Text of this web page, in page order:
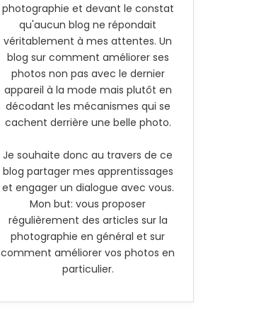
photographie et devant le constat
qu'aucun blog ne répondait
véritablement à mes attentes. Un
blog sur comment améliorer ses
photos non pas avec le dernier
appareil à la mode mais plutôt en
décodant les mécanismes qui se
cachent derrière une belle photo.
Je souhaite donc au travers de ce
blog partager mes apprentissages
et engager un dialogue avec vous.
Mon but: vous proposer
régulièrement des articles sur la
photographie en général et sur
comment améliorer vos photos en
particulier.